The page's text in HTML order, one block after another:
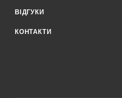
ВІДГУКИ
КОНТАКТИ